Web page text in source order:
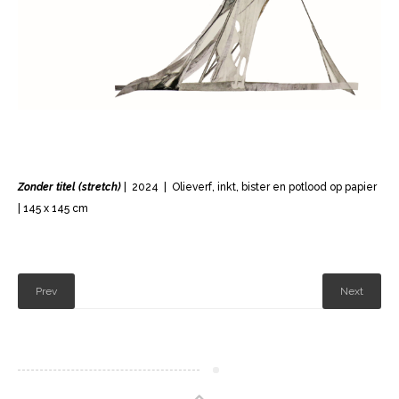
Zonder titel (stretch)
| 2024 | Olieverf, inkt, bister en potlood op papier
| 145 x 145 cm
Prev Next